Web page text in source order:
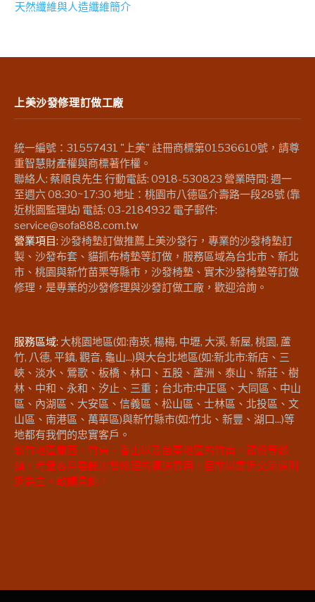
天然纖維與人造纖維簡介
上美沙發修理訂做工廠
統一編號：31557431 "上美" 註冊商標第01536610號，請尊
重智慧財產權與商標著作權。
聯絡人: 蔡順良先生 行動電話: 0918-530823 營業時間: 週一
至週六 08:30~17:30 地址：桃園市八德區介壽路一段28號 (靠
近桃園監理站) 電話: 03-2184932 電子郵件:
service@sofa888.com.tw
營業項目: 沙發椅墊訂做推薦上美沙發行，專業的沙發椅墊訂
製、沙發布套、貓抓布椅墊等訂做，服務區域為台北市、新北
市、桃園與新竹苗栗等縣市，沙發椅墊、實木沙發椅墊等訂做
修理，是專業的沙發修理與沙發訂做工廠，歡迎洽詢。
服務區域: 大桃園地區(如:南崁, 楊梅, 中壢, 大溪, 新屋, 桃園, 蘆
竹, 八德, 平鎮, 觀音, 龜山...)與大台北地區(如:新北市:新店、三
峽、淡水、鶯歌、板橋、林口、五股、蘆洲、泰山、新莊、樹
林、中和、永和、汐止、三重；台北市:中正區、大同區、中山
區、內湖區、大安區、信義區、松山區、士林區、北投區、文
山區、南港區、萬華區)與新竹縣市(如:竹北、新豐、湖口...)等
地都有我們的忠實客戶。
新竹地區關西、竹東、香山以及苗栗地區的竹南、頭份等鄉
鎮，考量客戶委託沙發修理的運送費用，目前以靠近交流道附
近為主。敬請見諒！